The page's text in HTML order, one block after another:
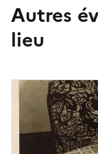
Autres
lieu